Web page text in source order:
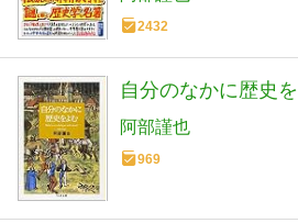
2432
自分のなかに歴史
阿部謹也
969